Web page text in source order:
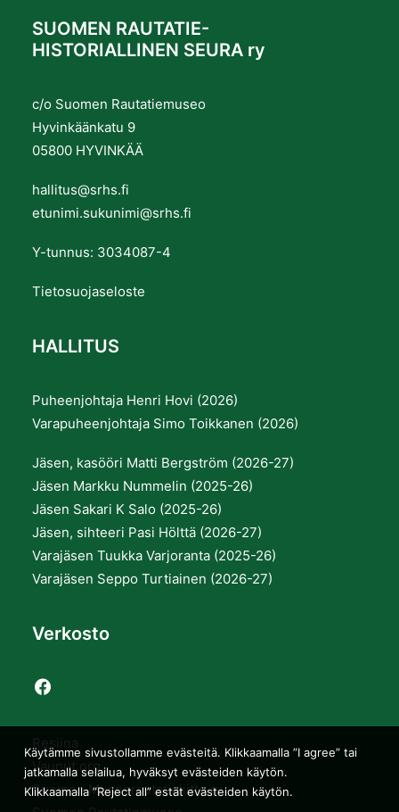
SUOMEN RAUTATIE-
HISTORIALLINEN SEURA ry
c/o Suomen Rautatiemuseo
Hyvinkäänkatu 9
05800 HYVINKÄÄ
hallitus@srhs.fi
etunimi.sukunimi@srhs.fi
Y-tunnus: 3034087-4
Tietosuojaseloste
HALLITUS
Puheenjohtaja Henri Hovi (2026)
Varapuheenjohtaja Simo Toikkanen (2026)
Jäsen, kasööri Matti Bergström (2026-27)
Jäsen Markku Nummelin (2025-26)
Jäsen Sakari K Salo (2025-26)
Jäsen, sihteeri Pasi Hölttä (2026-27)
Varajäsen Tuukka Varjoranta (2025-26)
Varajäsen Seppo Turtiainen (2026-27)
Verkosto
Resiina
Vaunut.org
Suomen Museorautatieliitto ry
Käytämme sivustollamme evästeitä. Klikkaamalla ”I agree” tai
jatkamalla selailua, hyväksyt evästeiden käytön.
Klikkaamalla ”Reject all” estät evästeiden käytön.